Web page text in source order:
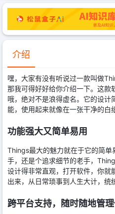
介绍
嘿，大家有没有听说过一款叫做
那我可得好好给你介绍一下。这款
哦，绝对不是浪得虚名。它的设计
能，使用起来就像在一张干净的白
功能强大又简单易用
Things最大的魅力就在于它的简
手，还是个追求细节的老手，
设计得非常直观，打开软件，你就
出来，从日常琐事到人生大计，统
跨平台支持，随时随地管